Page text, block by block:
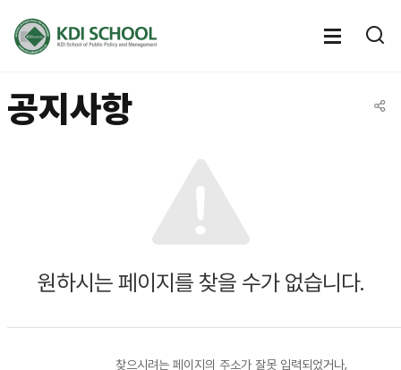
전체메
공지사항
원하시는 페이지를 찾을 수가 없습니다.
찾으시려는 페이지의 주소가 잘못 입력되었거나,